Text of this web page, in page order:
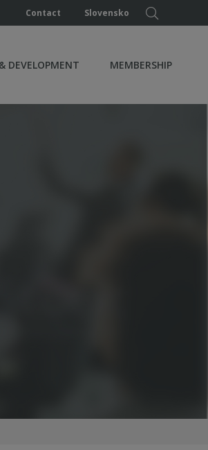
Contact Slovensko
DEVELOPMENT MEMBERSHIP